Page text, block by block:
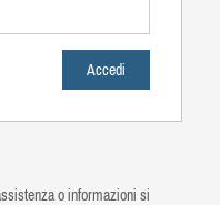
o informazioni si